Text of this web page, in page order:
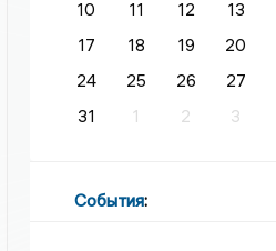
10
11 12 13
17
18 19 20
24
25 26 27
31
1 2 3
События: